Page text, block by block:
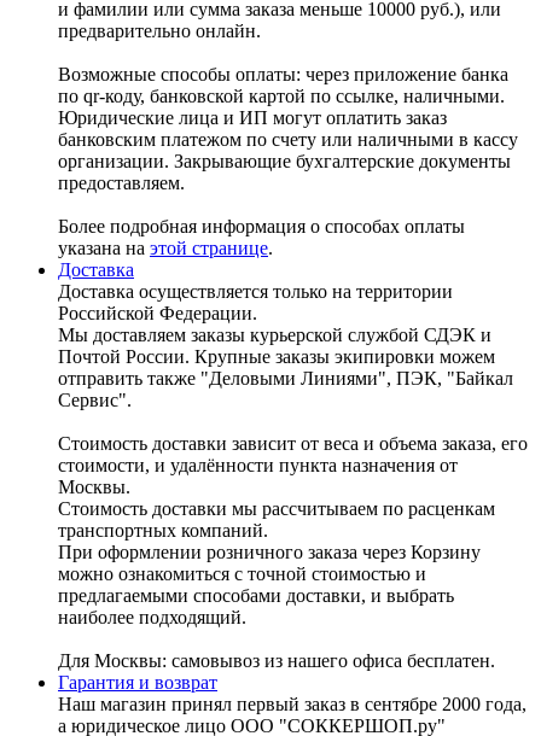
и фамилии или сумма заказа меньше 10000 руб.), или
предварительно онлайн.
Возможные способы оплаты: через приложение банка
по qr-коду, банковской картой по ссылке, наличными.
Юридические лица и ИП могут оплатить заказ
банковским платежом по счету или наличными в кассу
организации. Закрывающие бухгалтерские документы
предоставляем.
Более подробная информация о способах оплаты
указана на этой странице.
Доставка
Доставка осуществляется только на территории
Российской Федерации.
Мы доставляем заказы курьерской службой СДЭК и
Почтой России. Крупные заказы экипировки можем
отправить также "Деловыми Линиями", ПЭК, "Байкал
Сервис".
Стоимость доставки зависит от веса и объема заказа, его
стоимости, и удалённости пункта назначения от
Москвы.
Стоимость доставки мы рассчитываем по расценкам
транспортных компаний.
При оформлении розничного заказа через Корзину
можно ознакомиться с точной стоимостью и
предлагаемыми способами доставки, и выбрать
наиболее подходящий.
Для Москвы: самовывоз из нашего офиса бесплатен.
Гарантия и возврат
Наш магазин принял первый заказ в сентябре 2000 года,
а юридическое лицо ООО "СОККЕРШОП.ру"